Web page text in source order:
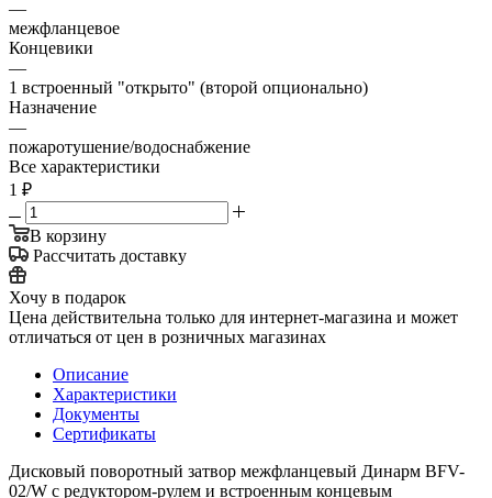
—
межфланцевое
Концевики
—
1 встроенный "открыто" (второй опционально)
Назначение
—
пожаротушение/водоснабжение
Все характеристики
1 ₽
В корзину
Рассчитать доставку
Хочу в подарок
Цена действительна только для интернет-магазина и может
отличаться от цен в розничных магазинах
Описание
Характеристики
Документы
Сертификаты
Дисковый поворотный затвор межфланцевый Динарм BFV-
02/W с редуктором-рулем и встроенным концевым